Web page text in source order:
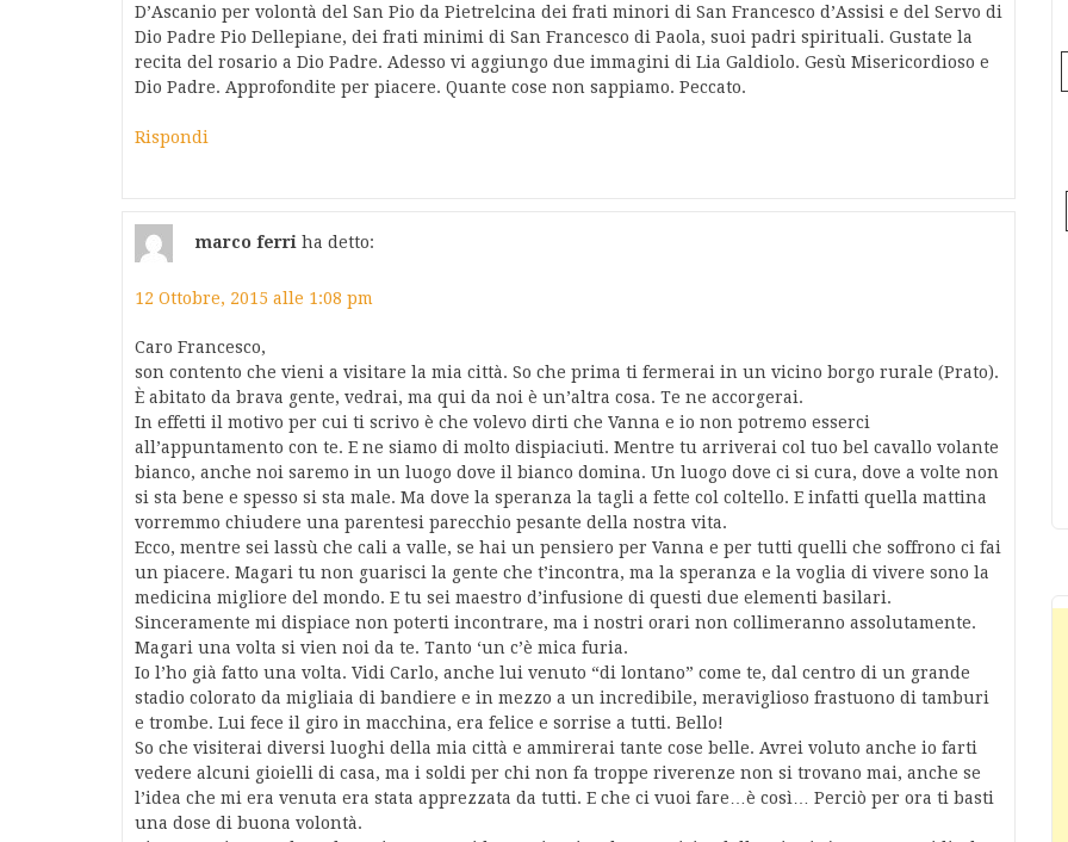
D’Ascanio per volontà del San Pio da Pietrelcina dei frati minori di San Francesco d’Assisi e del Servo di
Dio Padre Pio Dellepiane, dei frati minimi di San Francesco di Paola, suoi padri spirituali. Gustate la
recita del rosario a Dio Padre. Adesso vi aggiungo due immagini di Lia Galdiolo. Gesù Misericordioso e
Dio Padre. Approfondite per piacere. Quante cose non sappiamo. Peccato.
Rispondi
marco ferri ha detto:
12 Ottobre, 2015 alle 1:08 pm
Caro Francesco,
son contento che vieni a visitare la mia città. So che prima ti fermerai in un vicino borgo rurale (Prato).
È abitato da brava gente, vedrai, ma qui da noi è un’altra cosa. Te ne accorgerai.
In effetti il motivo per cui ti scrivo è che volevo dirti che Vanna e io non potremo esserci
all’appuntamento con te. E ne siamo di molto dispiaciuti. Mentre tu arriverai col tuo bel cavallo volante
bianco, anche noi saremo in un luogo dove il bianco domina. Un luogo dove ci si cura, dove a volte non
si sta bene e spesso si sta male. Ma dove la speranza la tagli a fette col coltello. E infatti quella mattina
vorremmo chiudere una parentesi parecchio pesante della nostra vita.
Ecco, mentre sei lassù che cali a valle, se hai un pensiero per Vanna e per tutti quelli che soffrono ci fai
un piacere. Magari tu non guarisci la gente che t’incontra, ma la speranza e la voglia di vivere sono la
medicina migliore del mondo. E tu sei maestro d’infusione di questi due elementi basilari.
Sinceramente mi dispiace non poterti incontrare, ma i nostri orari non collimeranno assolutamente.
Magari una volta si vien noi da te. Tanto ‘un c’è mica furia.
Io l’ho già fatto una volta. Vidi Carlo, anche lui venuto “di lontano” come te, dal centro di un grande
stadio colorato da migliaia di bandiere e in mezzo a un incredibile, meraviglioso frastuono di tamburi
e trombe. Lui fece il giro in macchina, era felice e sorrise a tutti. Bello!
So che visiterai diversi luoghi della mia città e ammirerai tante cose belle. Avrei voluto anche io farti
vedere alcuni gioielli di casa, ma i soldi per chi non fa troppe riverenze non si trovano mai, anche se
l’idea che mi era venuta era stata apprezzata da tutti. E che ci vuoi fare…è così… Perciò per ora ti basti
una dose di buona volontà.